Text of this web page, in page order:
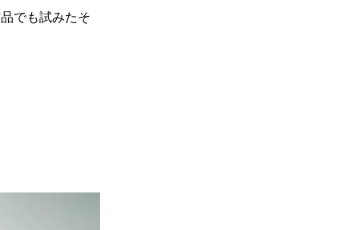
でも試みたそ